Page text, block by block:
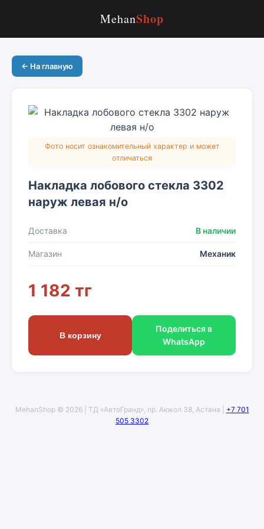
MehanShop
← На главную
Фото носит ознакомительный характер и может
отличаться
Накладка лобового стекла 3302
наруж левая н/о
Доставка В наличии
Магазин Механик
1 182 тг
В корзину
Поделиться в
WhatsApp
MehanShop © 2026 | ТД «АвтоГранд», пр. Акжол 38, Астана | +7 701
505 3302